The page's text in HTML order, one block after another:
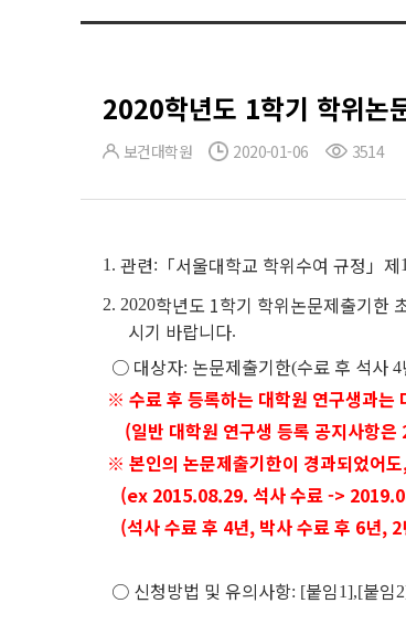
2020학년도 1학기 학위논
보건대학원 2020-01-06 3514
1. 관련: 「서울대학교 학위수여 규정 」 제
2. 2020학년도 1학기 학위논문제출기한
시기 바랍니다.
○ 대상자: 논문제출기한(수료 후 석사 4
※ 수료 후 등록하는 대학원 연구생과는
(일반 대학원 연구생 등록 공지사항은
※ 본인의 논문제출기한이 경과되었어
(ex 2015.08.29. 석사 수료 ->
(석사 수료 후 4년, 박사 수료 후 6년,
○ 신청방법 및 유의사항: [붙임1],[붙임